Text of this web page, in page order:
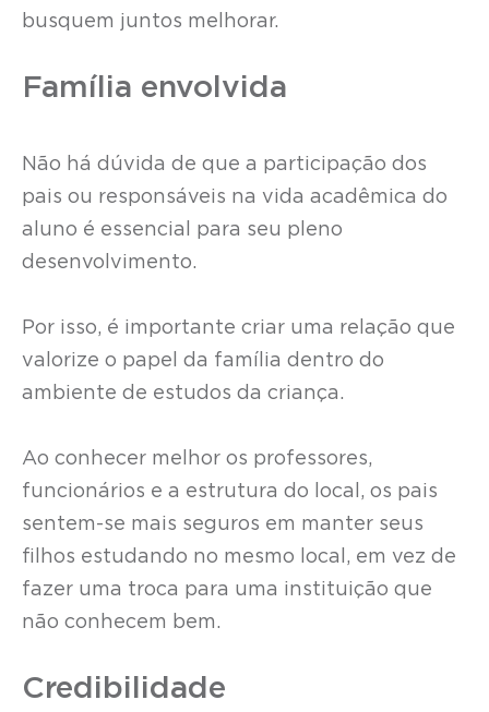
busquem juntos melhorar.
Família envolvida
Não há dúvida de que a participação dos
pais ou responsáveis na vida acadêmica do
aluno é essencial para seu pleno
desenvolvimento.
Por isso, é importante criar uma relação que
valorize o papel da família dentro do
ambiente de estudos da criança.
Ao conhecer melhor os professores,
funcionários e a estrutura do local, os pais
sentem-se mais seguros em manter seus
filhos estudando no mesmo local, em vez de
fazer uma troca para uma instituição que
não conhecem bem.
Credibilidade